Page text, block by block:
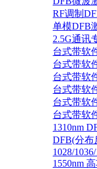
RF调制
单模DFB
2.5G通讯
台式带软
台式带软
台式带软
台式带软
台式带软
台式带软
1310nm
DFB(分布
1028/
1550nm